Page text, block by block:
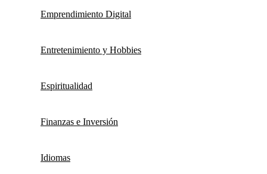
Emprendimiento Digital
Entretenimiento y Hobbies
Espiritualidad
Finanzas e Inversión
Idiomas